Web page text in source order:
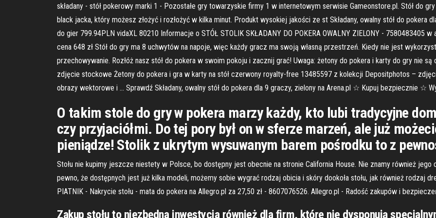
składany - stół pokerowy marki 1 - Pozostałe gry towarzyskie firmy 1 w internetowym serwisie Gameonstore.pl. Stół do gry
black jacka, który możesz złożyć i rozłożyć w kilka minut. Produkt wysokiej jakości ze st Składany, owalny stół do pokera
do gier 799.94PLN vidaXL 80210 Informacje o STÓŁ STOLIK SKŁADANY DO POKERA OWALNY ZIELONY - 7580483405
cena 648 zł Stół do gry ma 8 uchwytów na napoje, więc każdy gracz ma swoją własną przestrzeń. Kiedy nie jest
przechowywanie. Rozłóż nasz stół do pokera w swoim pokoju i zacznij grać! Uwaga: żetony do pokera i karty do gry nie
zdjęcie stockowe Żetony do pokera i gra w karty na stół czerwony royalty-free 13485597 z kolekcji Depositphotos –
obrazy wektorowe i … Sprawdź Składany, owalny stół do pokera dla 9 graczy, zielony na Arena.pl ☆ Kupuj bezpiecznie ☆
O takim stole do gry w pokera marzy każdy, kto lubi tradycyjne
czy przyjaciółmi. Do tej pory był on w sferze marzeń, ale już
pieniądze! Stolik z ukrytym wysuwanym barem pośrodku to z
Stołu nie kupimy jeszcze niestety w Polsce, bo dostępny jest obecnie na stronie California House. Nie znamy również jego
pewno, że dostępnych jest już kilka modeli, możemy sobie wygrać rodzaj obicia i skóry dookoła stołu, jak również rodzaj
PIATNIK - Nakrycie stołu - mata do pokera na Allegro.pl za 27,50 zł - 8607076526. Allegro.pl - Radość zakupów i
Zakup stołu to niezbędna inwestycja również dla firm, które nie dysponują